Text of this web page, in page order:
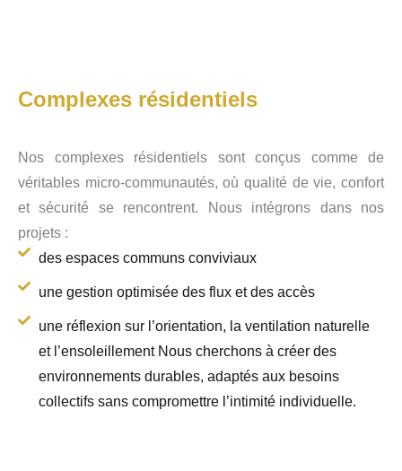
Complexes résidentiels
Nos complexes résidentiels sont conçus comme de
véritables micro-communautés, où qualité de vie, confort
et sécurité se rencontrent. Nous intégrons dans nos
projets :
des espaces communs conviviaux
une gestion optimisée des flux et des accès
une réflexion sur l’orientation, la ventilation naturelle
et l’ensoleillement Nous cherchons à créer des
environnements durables, adaptés aux besoins
collectifs sans compromettre l’intimité individuelle.